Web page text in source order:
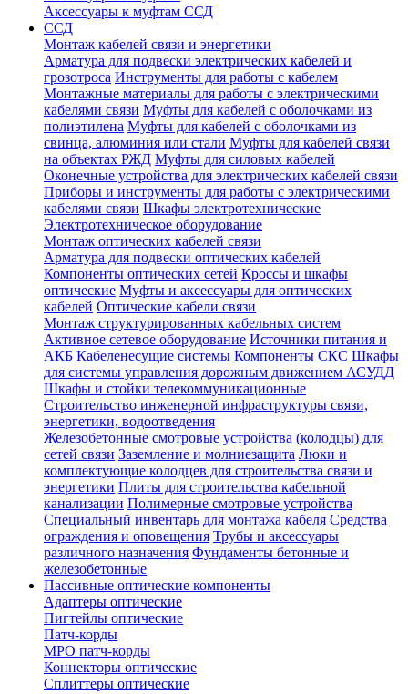
Аксессуары к муфтам ССД
ССД
Монтаж кабелей связи и энергетики
Арматура для подвески электрических кабелей и
грозотроса Инструменты для работы с кабелем
Монтажные материалы для работы с электрическими
кабелями связи Муфты для кабелей с оболочками из
полиэтилена Муфты для кабелей с оболочками из
свинца, алюминия или стали Муфты для кабелей связи
на объектах РЖД Муфты для силовых кабелей
Оконечные устройства для электрических кабелей связи
Приборы и инструменты для работы с электрическими
кабелями связи Шкафы электротехнические
Электротехническое оборудование
Монтаж оптических кабелей связи
Арматура для подвески оптических кабелей
Компоненты оптических сетей Кроссы и шкафы
оптические Муфты и аксессуары для оптических
кабелей Оптические кабели связи
Монтаж структурированных кабельных систем
Активное сетевое оборудование Источники питания и
АКБ Кабеленесущие системы Компоненты СКС Шкафы
для системы управления дорожным движением АСУДД
Шкафы и стойки телекоммуникационные
Строительство инженерной инфраструктуры связи,
энергетики, водоотведения
Железобетонные смотровые устройства (колодцы) для
сетей связи Заземление и молниезащита Люки и
комплектующие колодцев для строительства связи и
энергетики Плиты для строительства кабельной
канализации Полимерные смотровые устройства
Специальный инвентарь для монтажа кабеля Средства
ограждения и оповещения Трубы и аксессуары
различного назначения Фундаменты бетонные и
железобетонные
Пассивные оптические компоненты
Адаптеры оптические
Пигтейлы оптические
Патч-корды
MPO патч-корды
Коннекторы оптические
Сплиттеры оптические